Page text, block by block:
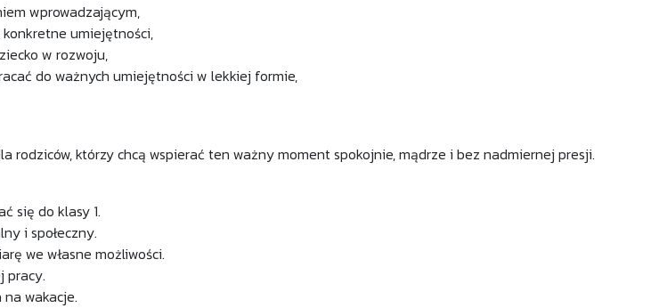
wprowadzającym,
umiejętności,
w rozwoju,
do ważnych umiejętności w lekkiej formie,
rodziców, którzy chcą wspierać ten ważny moment spokojnie, mądrze i bez nadmiernej presji.
się do klasy 1.
i społeczny.
we własne możliwości.
pracy.
wakacje.